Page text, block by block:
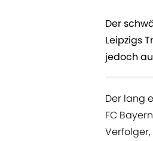
Der
Leipzigs
jedoch
Der lang
FC